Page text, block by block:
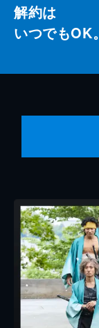
解約は
いつでもOK。